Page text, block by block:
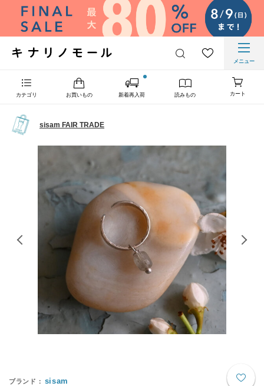
メニュー
カテゴリ お買いもの 新着再入荷 読みもの カート
sisam FAIR TRADE
sisam